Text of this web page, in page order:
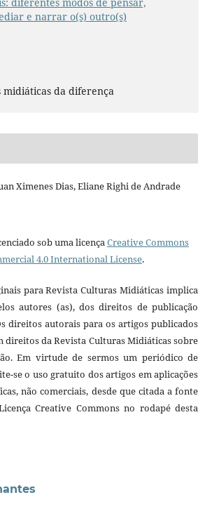
e narrar o(s) outro(s)
midiáticas da diferença
Ximenes Dias, Eliane Righi de Andrade
sob uma licençaCreative Commons
4.0 International License.
para Revista Culturas Midiáticas implica
autores (as), dos direitos de publicação
direitos autorais para os artigos publicados
direitos da Revista Culturas Midiáticas sobre
Em virtude de sermos um periódico de
se o uso gratuito dos artigos em aplicações
não comerciais, desde que citada a fonte
Creative Commons no rodapé desta